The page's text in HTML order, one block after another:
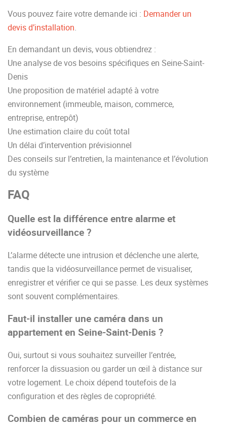
Vous pouvez faire votre demande ici : Demander un
devis d’installation.
En demandant un devis, vous obtiendrez :
Une analyse de vos besoins spécifiques en Seine-Saint-
Denis
Une proposition de matériel adapté à votre
environnement (immeuble, maison, commerce,
entreprise, entrepôt)
Une estimation claire du coût total
Un délai d’intervention prévisionnel
Des conseils sur l’entretien, la maintenance et l’évolution
du système
FAQ
Quelle est la différence entre alarme et
vidéosurveillance ?
L’alarme détecte une intrusion et déclenche une alerte,
tandis que la vidéosurveillance permet de visualiser,
enregistrer et vérifier ce qui se passe. Les deux systèmes
sont souvent complémentaires.
Faut-il installer une caméra dans un
appartement en Seine-Saint-Denis ?
Oui, surtout si vous souhaitez surveiller l’entrée,
renforcer la dissuasion ou garder un œil à distance sur
votre logement. Le choix dépend toutefois de la
configuration et des règles de copropriété.
Combien de caméras pour un commerce en